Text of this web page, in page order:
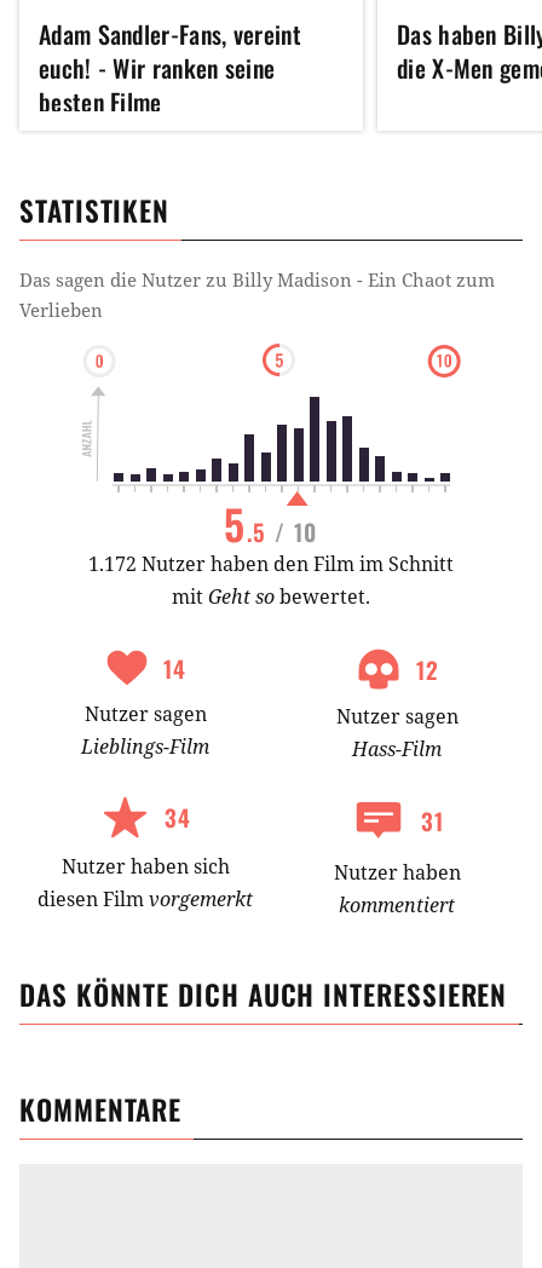
Adam Sandler-Fans, vereint
euch! - Wir ranken seine
besten Filme
Das haben
die X-Men
STATISTIKEN
Das sagen die Nutzer zu Billy Madison - Ein Chaot zum
Verlieben
5.5 / 10
1.172 Nutzer haben den Film im Schnitt
mitGeht sobewertet.
14
Nutzersagen
Lieblings-Film
12
Nutzersagen
Hass-Film
34
Nutzerhabensich
diesen Filmvorgemerkt
31
Nutzer haben
kommentiert
DAS KÖNNTE DICH AUCH INTERESSIEREN
KOMMENTARE